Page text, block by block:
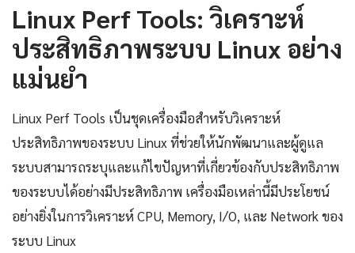
Linux Perf Tools: วิเคราะห์
ประสิทธิภาพระบบ Linux อย่าง
แม่นยำ
Linux Perf Tools เป็นชุดเครื่องมือสำหรับวิเคราะห์
ประสิทธิภาพของระบบ Linux ที่ช่วยให้นักพัฒนาและผู้ดูแล
ระบบสามารถระบุและแก้ไขปัญหาที่เกี่ยวข้องกับประสิทธิภาพ
ของระบบได้อย่างมีประสิทธิภาพ เครื่องมือเหล่านี้มีประโยชน์
อย่างยิ่งในการวิเคราะห์ CPU, Memory, I/O, และ Network ของ
ระบบ Linux